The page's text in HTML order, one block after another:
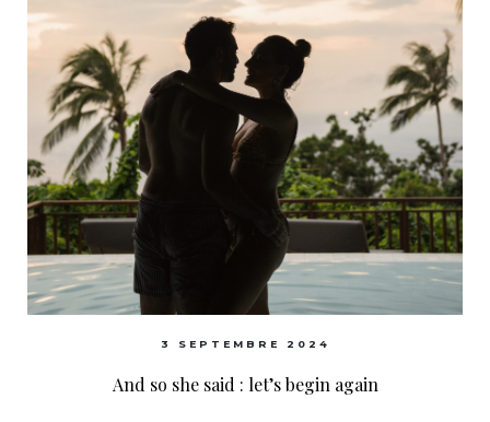
3 SEPTEMBRE 2024
And so she said : let’s begin again